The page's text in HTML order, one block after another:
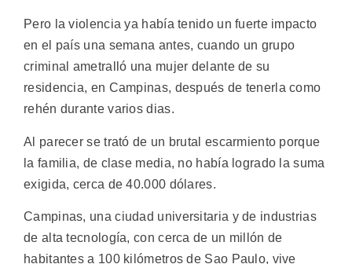
Pero la violencia ya había tenido un fuerte impacto
en el país una semana antes, cuando un grupo
criminal ametralló una mujer delante de su
residencia, en Campinas, después de tenerla como
rehén durante varios dias.
Al parecer se trató de un brutal escarmiento porque
la familia, de clase media, no había logrado la suma
exigida, cerca de 40.000 dólares.
Campinas, una ciudad universitaria y de industrias
de alta tecnología, con cerca de un millón de
habitantes a 100 kilómetros de Sao Paulo, vive